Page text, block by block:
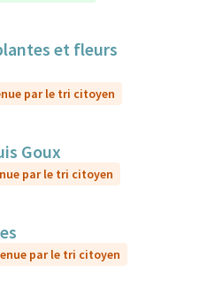
et fleurs
par le tri citoyen
Goux
par le tri citoyen
par le tri citoyen